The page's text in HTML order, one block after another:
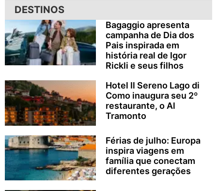
DESTINOS
Bagaggio apresenta
campanha de Dia dos
Pais inspirada em
história real de Igor
Rickli e seus filhos
Hotel Il Sereno Lago di
Como inaugura seu 2º
restaurante, o Al
Tramonto
Férias de julho: Europa
inspira viagens em
família que conectam
diferentes gerações